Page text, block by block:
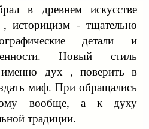
в древнем искусстве
историцизм - тщательно
детали и
Новый стиль
именно дух , поверить в
миф. При обращались
вообще, а к духу
традиции.